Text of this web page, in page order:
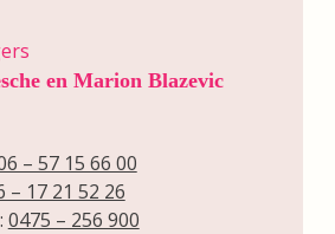
en Marion Blazevic
– 57 15 66 00
– 17 21 52 26
0475 – 256 900